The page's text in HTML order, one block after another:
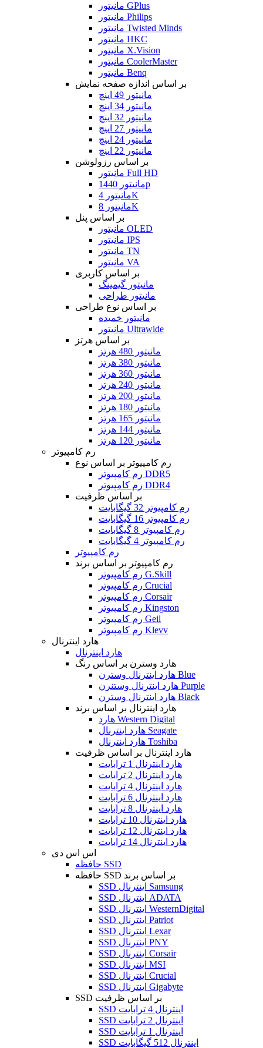
مانیتور GPlus
مانیتور Philips
مانیتور Twisted Minds
مانیتور HKC
مانیتور X.Vision
مانیتور CoolerMaster
مانیتور Benq
بر اساس اندازه صفحه نمایش
مانیتور 49 اینچ
مانیتور 34 اینچ
مانیتور 32 اینچ
مانیتور 27 اینچ
مانیتور 24 اینچ
مانیتور 22 اینچ
بر اساس رزولوشن
مانیتور Full HD
مانیتور 1440p
مانیتور 4K
مانیتور 8K
بر اساس پنل
مانیتور OLED
مانیتور IPS
مانیتور TN
مانیتور VA
بر اساس کاربری
مانیتور گیمینگ
مانیتور طراحی
بر اساس نوع طراحی
مانیتور خمیده
مانیتور Ultrawide
بر اساس هرتز
مانیتور 480 هرتز
مانیتور 380 هرتز
مانیتور 360 هرتز
مانیتور 240 هرتز
مانیتور 200 هرتز
مانیتور 180 هرتز
مانیتور 165 هرتز
مانیتور 144 هرتز
مانیتور 120 هرتز
رم کامپیوتر
رم کامپیوتر بر اساس نوع
رم کامپیوتر DDR5
رم کامپیوتر DDR4
بر اساس ظرفیت
رم کامپیوتر 32 گیگابایت
رم کامپیوتر 16 گیگابایت
رم کامپیوتر 8 گیگابایت
رم کامپیوتر 4 گیگابایت
رم کامپیوتر
رم کامپیوتر بر اساس برند
رم کامپیوتر G.Skill
رم کامپیوتر Crucial
رم کامپیوتر Corsair
رم کامپیوتر Kingston
رم کامپیوتر Geil
رم کامپیوتر Klevv
هارد اینترنال
هارد اینترنال
هارد وسترن بر اساس رنگ
هارد اینترنال وسترن Blue
هارد اینترنال وستنرن Purple
هارد اینترنال وسترن Black
هارد اینترنال بر اساس برند
هارد Western Digital
هارد اینترنال Seagate
هارد اینترنال Toshiba
هارد اینترنال بر اساس ظرفیت
هارد اینترنال 1 ترابایت
هارد اینترنال 2 ترابایت
هارد اینترنال 4 ترابایت
هارد اینترنال 6 ترابایت
هارد اینترنال 8 ترابایت
هارد اینترنال 10 ترابایت
هارد اینترنال 12 ترابایت
هارد اینترنال 14 ترابایت
اس اس دی
حافظه SSD
حافظه SSD بر اساس برند
SSD اینترنال Samsung
SSD اینترنال ADATA
SSD اینترنال WesternDigital
SSD اینترنال Patriot
SSD اینترنال Lexar
SSD اینترنال PNY
SSD اینترنال Corsair
SSD اینترنال MSI
SSD اینترنال Crucial
SSD اینترنال Gigabyte
SSD بر اساس ظرفیت
SSD اینترنال 4 ترابایت
SSD اینترنال 2 ترابایت
SSD اینترنال 1 ترابایت
SSD اینترنال 512 گیگابایت